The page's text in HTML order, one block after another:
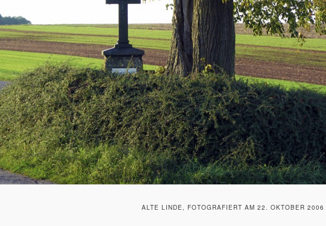
ALTE LINDE, FOTOGRAFIERT AM 22. OKTOBER 2006